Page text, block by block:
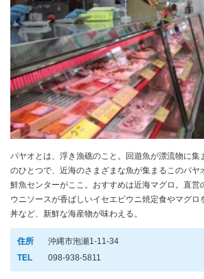
パヤオとは、浮き漁礁のこと。回遊魚が漂流物に集
のひとつで、近海のさまざまな魚が集まるこのパヤ
鮮魚センターがここ。おすすめは近海マグロ。直営
ウニソースが香ばしいイセエビウニ焼定食やマグロ
丼など、新鮮な海産物が味わえる。
住所
沖縄市泡瀬1-11-34
TEL
098-938-5811